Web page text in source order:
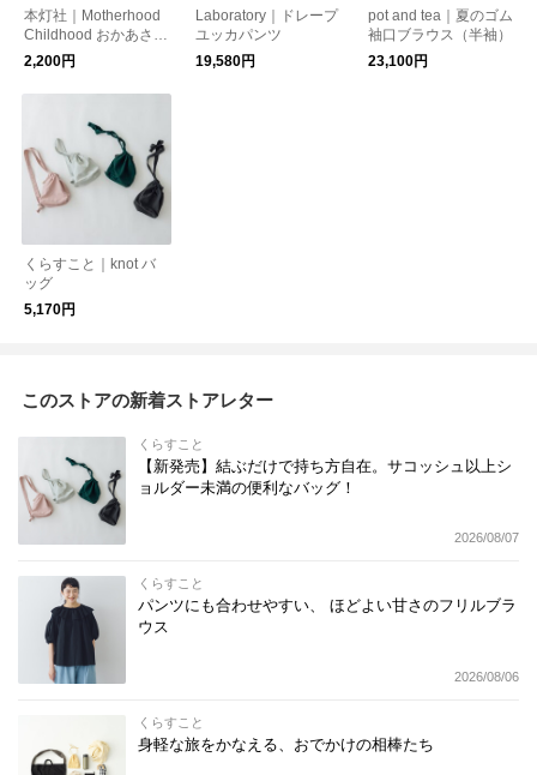
本灯社｜Motherhood
Childhood おかあさん
って、なんだろう〈本
灯社の本〉
2,200円
Laboratory｜ドレープ
ユッカパンツ
19,580円
pot and tea｜夏のゴム
袖口ブラウス（半袖）
23,100円
くらすこと｜knot バ
ッグ
5,170円
このストアの新着ストアレター
くらすこと
【新発売】結ぶだけで持ち方自在。サコッシュ以上シ
ョルダー未満の便利なバッグ！
2026/08/07
くらすこと
パンツにも合わせやすい、 ほどよい甘さのフリルブラ
ウス
2026/08/06
くらすこと
身軽な旅をかなえる、おでかけの相棒たち